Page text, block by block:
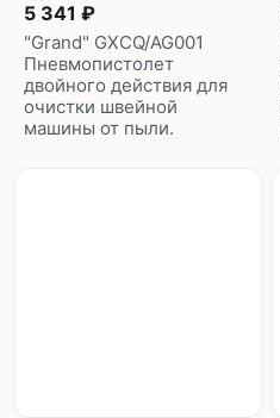
5 341 ₽
"Grand" GXCQ/AG001
Пневмопистолет
двойного действия для
очистки швейной
машины от пыли.